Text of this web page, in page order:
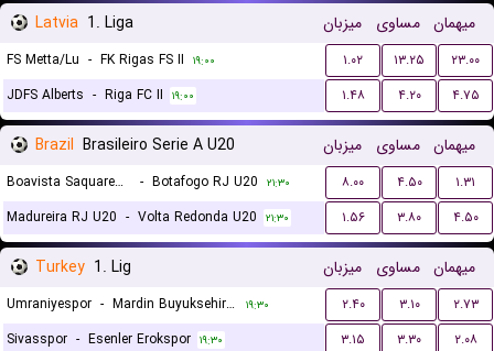
Latvia 1. Liga میزبان مساوی میهمان
FS Metta/Lu - FK Rigas FS II ۱۹:۰۰ ۱.۰۲ ۱۳.۲۵
۲۳.۰۰
JDFS Alberts - Riga FC II ۱۹:۰۰ ۱.۴۸ ۴.۲۰ ۴.۷۵
Brazil Brasileiro Serie A U20 میزبان مساوی میهمان
Boavista Saquarema RJ U20 - Botafogo RJ U20 ۲۱:۳۰ ۸.۰۰ ۴.۵۰
۱.۳۱
Madureira RJ U20 - Volta Redonda U20 ۲۱:۳۰ ۱.۵۶ ۳.۸۰ ۴.۵۰
Turkey 1. Lig میزبان مساوی میهمان
Umraniyespor - Mardin Buyuksehir Belediyespor ۱۹:۳۰ ۲.۴۰ ۳.۱۰
۲.۷۳
Sivasspor - Esenler Erokspor ۱۹:۳۰ ۳.۱۵ ۳.۳۰
۲.۰۸